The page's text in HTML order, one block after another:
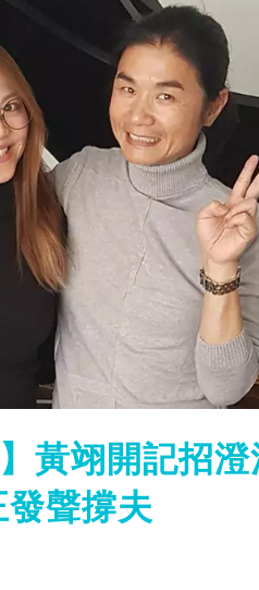
】黃翊開記招
聲撐夫